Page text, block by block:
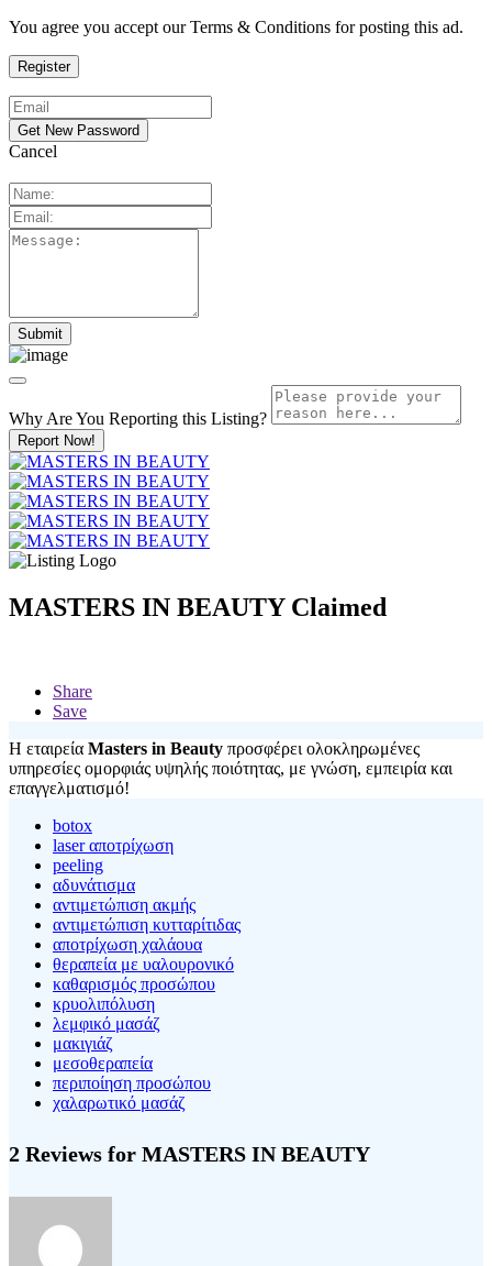
You agree you accept our Terms & Conditions for posting this ad.
Cancel
Why Are You Reporting this Listing?
Report Now!
MASTERS IN BEAUTY Claimed
Share
Save
Η εταιρεία Masters in Beauty προσφέρει ολοκληρωμένες
υπηρεσίες ομορφιάς υψηλής ποιότητας, με γνώση, εμπειρία και
επαγγελματισμό!
botox
laser αποτρίχωση
peeling
αδυνάτισμα
αντιμετώπιση ακμής
αντιμετώπιση κυτταρίτιδας
αποτρίχωση χαλάουα
θεραπεία με υαλουρονικό
καθαρισμός προσώπου
κρυολιπόλυση
λεμφικό μασάζ
μακιγιάζ
μεσοθεραπεία
περιποίηση προσώπου
χαλαρωτικό μασάζ
2 Reviews for MASTERS IN BEAUTY